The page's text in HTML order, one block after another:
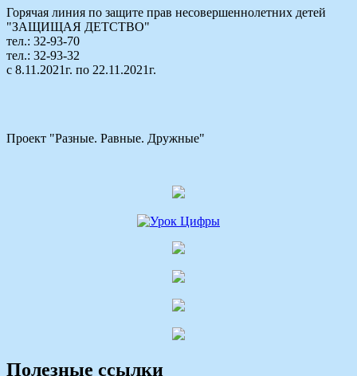
Горячая линия по защите прав несовершеннолетних детей
"ЗАЩИЩАЯ ДЕТСТВО"
тел.: 32-93-70
тел.: 32-93-32
с 8.11.2021г. по 22.11.2021г.
Проект "Разные. Равные. Дружные"
Полезные ссылки